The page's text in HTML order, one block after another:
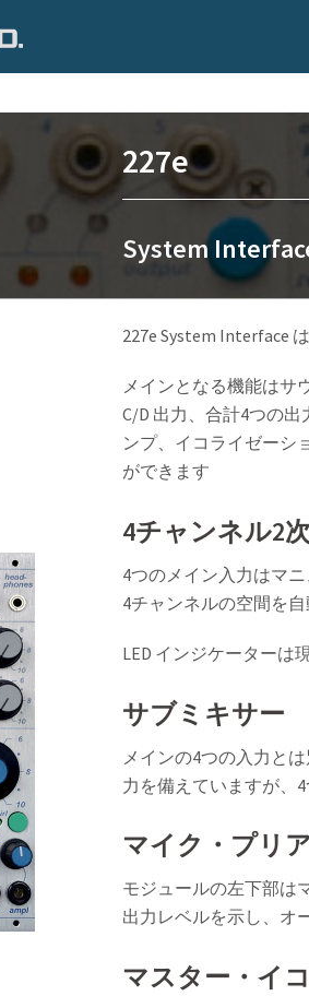
227e
System
227e System Interface
メインとなる機能はサ
C/D 出力、合計4つの
ンプ、イコライゼーシ
ができます
4チャンネル2
4つのメイン入力はマ
4チャンネルの空間を
LED インジケーターは
サブミキサー
メインの4つの入力と
力を備えていますが、
マイク・プリ
モジュールの左下部は
出力レベルを示し、オ
マスター・イ